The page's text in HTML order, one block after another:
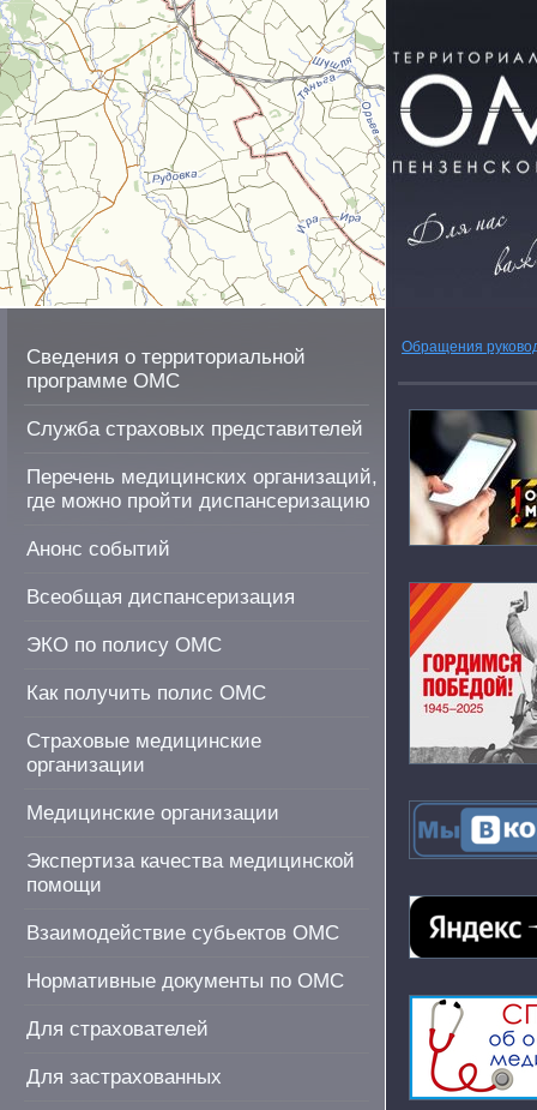
Сведения о территориальной
программе ОМС
Служба страховых представителей
Перечень медицинских организаций,
где можно пройти диспансеризацию
Анонс событий
Всеобщая диспансеризация
ЭКО по полису ОМС
Как получить полис ОМС
Страховые медицинские
организации
Медицинские организации
Экспертиза качества медицинской
помощи
Взаимодействие субьектов ОМС
Нормативные документы по ОМС
Для страхователей
Для застрахованных
Обращения